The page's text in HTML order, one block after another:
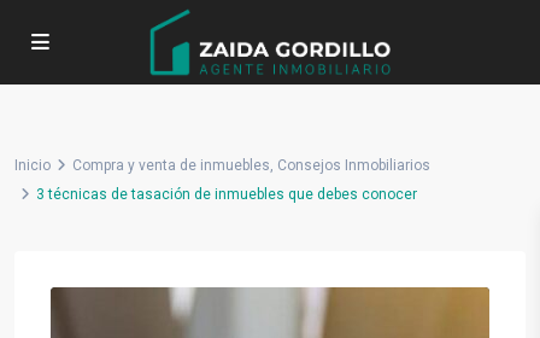
Inicio Compra y venta de inmuebles, Consejos Inmobiliarios
3 técnicas de tasación de inmuebles que debes conocer